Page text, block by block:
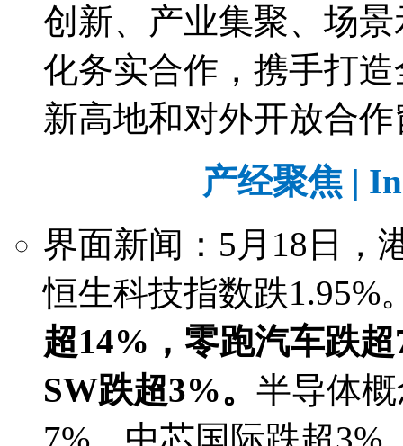
创新、产业集聚、场
化务实合作，携手打
新高地和对外开放合
产经聚焦 |
界面新闻：5月18日，
恒生科技指数跌1.95%
超14%，零跑汽车跌
SW跌超3%。 半导体
7%，中芯国际跌超3%